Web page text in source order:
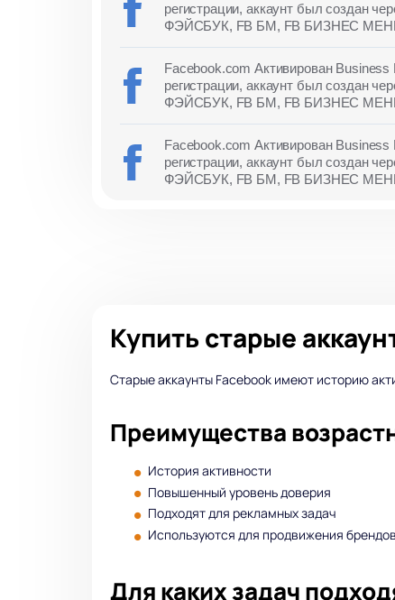
регистрации, аккаунт был создан
ФЭЙСБУК, FB БМ, FB БИЗНЕС
Facebook.com Активирован
регистрации, аккаунт был создан
ФЭЙСБУК, FB БМ, FB БИЗНЕС
Facebook.com Активирован
регистрации, аккаунт был создан
ФЭЙСБУК, FB БМ, FB БИЗНЕС
Купить старые
Старые аккаунты Facebook имеют историю
Преимущества
История активности
Повышенный уровень доверия
Подходят для рекламных задач
Используются для продвижения брендов
Для каких задач